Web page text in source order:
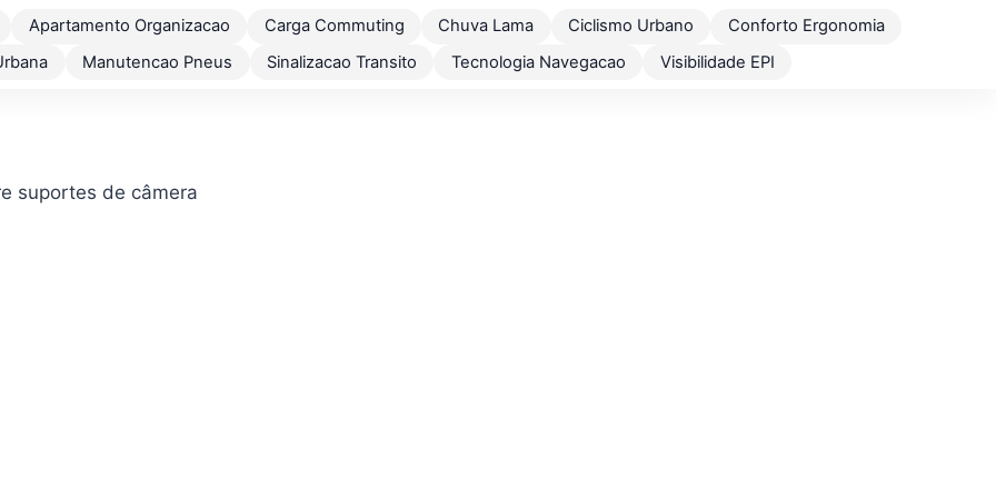
Apartamento Organizacao Carga Commuting Chuva Lama Ciclismo Urbano
Conforto Ergonomia
Manutencao Pneus Sinalizacao Transito Tecnologia Navegacao Visibilidade EPI